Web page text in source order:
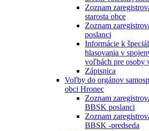
Zoznam
starosta obce
Zoznam
poslanci
Informácie k
hlasovania v
voľbách pre osoby
Zápisnica
Voľby do orgánov
obci Hronec
Zoznam
BBSK poslanci
Zoznam
BBSK -predseda